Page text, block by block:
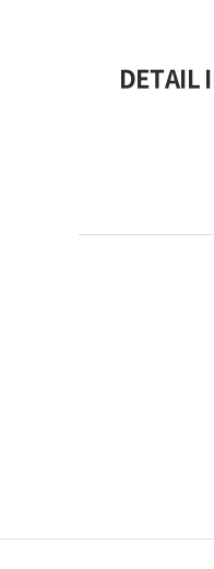
DETAIL